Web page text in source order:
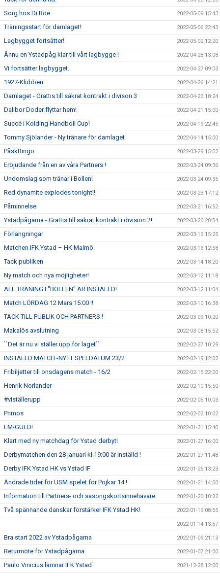
Sorg hos Di Röe 2022-05-09 15:43
Träningsstart för damlaget! 2022-05-06 22:43
Lagbygget fortsätter! 2022-05-02 12:20
Ännu en Ystadpåg klar till vårt lagbygge ! 2022-04-28 13:08
Vi fortsätter lagbygget. 2022-04-27 09:03
1927-Klubben 2022-04-26 14:21
Damlaget - Grattis till säkrat kontrakt i divison 3 2022-04-23 18:24
Dalibor Doder flyttar hem! 2022-04-21 15:00
Succé i Kolding Handboll Cup! 2022-04-19 22:45
Tommy Sjölander - Ny tränare för damlaget 2022-04-14 15:00
PåskBingo 2022-03-29 15:02
Erbjudande från en av våra Partners ! 2022-03-24 09:36
Undomslag som tränar i Bollen! 2022-03-24 09:35
Red dynamite explodes tonight!! 2022-03-23 17:12
Påminnelse 2022-03-21 16:52
Ystadpågarna - Grattis till säkrat kontrakt i division 2! 2022-03-20 20:54
Förlängningar 2022-03-16 15:25
Matchen IFK Ystad – HK Malmö. 2022-03-16 12:58
Tack publiken 2022-03-14 18:20
Ny match och nya möjligheter! 2022-03-12 11:18
ALL TRÄNING I "BOLLEN" ÄR INSTÄLLD! 2022-03-12 11:04
Match LÖRDAG 12 Mars 15:00 !! 2022-03-10 16:38
TACK TILL PUBLIK OCH PARTNERS ! 2022-03-09 10:20
Makalös avslutning 2022-03-08 15:52
``Det är nu vi ställer upp för laget`` 2022-02-27 10:29
INSTÄLLD MATCH -NYTT SPELDATUM 23/2 2022-02-19 12:02
Fribiljetter till onsdagens match - 16/2 2022-02-15 22:00
Henrik Norlander 2022-02-10 15:50
#viställerupp 2022-02-05 10:03
Primos 2022-02-03 10:02
EM-GULD! 2022-01-31 15:40
Klart med ny matchdag för Ystad derbyt! 2022-01-27 16:00
Derbymatchen den 28 januari kl.19:00 är inställd ! 2022-01-27 11:48
Derby IFK Ystad HK vs Ystad IF 2022-01-25 13:23
Ändrade tider för USM spelet för Pojkar 14 ! 2022-01-21 14:00
Information till Partners- och säsongskortsinnehavare. 2022-01-20 10:22
Två spännande danskar förstärker IFK Ystad HK! 2022-01-19 08:55
2022-01-14 13:57
Bra start 2022 av Ystadpågarna 2022-01-09 21:13
Returmöte för Ystadpågarna 2022-01-07 21:00
Paulo Vinicius lämnar IFK Ystad 2021-12-28 12:00